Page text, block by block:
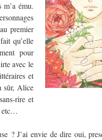
ému.
premier
qu’elle
pour
avec le
et
sûr, Alice
rire et
etc…
? J’ai envie de dire oui,